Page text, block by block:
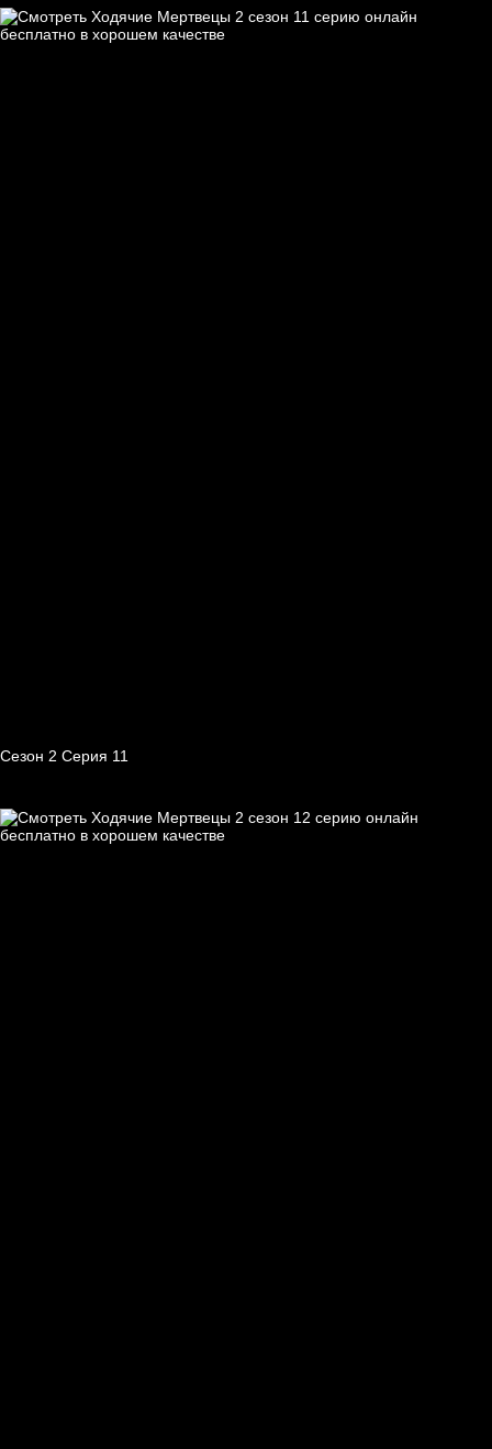
Сезон 2 Серия 11